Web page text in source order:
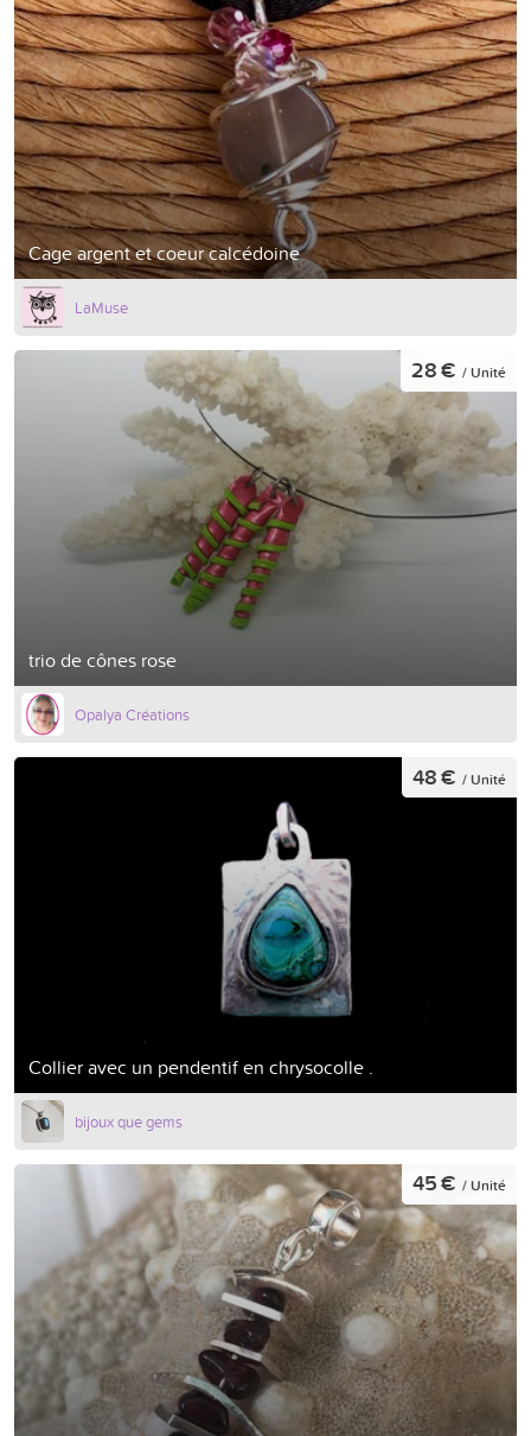
Cage argent et coeur calcédoine
LaMuse
trio de cônes rose
28 € / Unité
Opalya Créations
Collier avec un pendentif en chrysocolle .
48 € / Unité
bijoux que gems
45 € / Unité